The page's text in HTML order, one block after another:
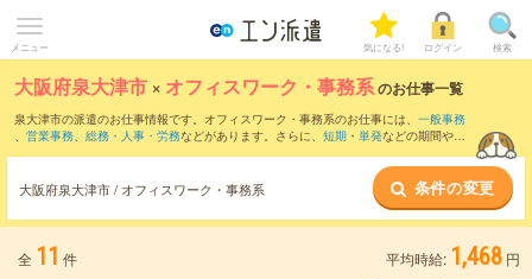
メニュー 気になる! ログイン 検索
大阪府泉大津市 × オフィスワーク・事務系のお仕事一覧
泉大津市の派遣のお仕事情報です。オフィスワーク・事務系のお仕事には、 一般事務
、 営業事務、 総務・人事・労務などがあります。さらに、 短期 ・ 単発などの期間や、
大阪府泉大津市 / オフィスワーク・事務系 条件の変更
全 11 件 平均時給: 1,468 円